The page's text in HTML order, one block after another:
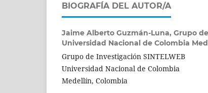
BIOGRAFÍA DEL AUTOR/A
Jaime Alberto Guzmán-Luna, Grupo
Universidad Nacional de Colombia
Grupo de Investigación SINTELWEB
Universidad Nacional de Colombia
Medellín, Colombia